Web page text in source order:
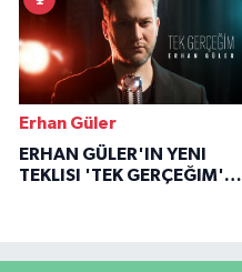
Erhan Güler
ERHAN GÜLER'IN YENI
TEKLISI 'TEK GERÇEĞIM'LE